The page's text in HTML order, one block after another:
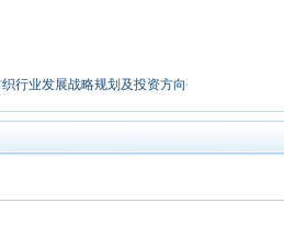
行业发展战略规划及投资方向研究报告